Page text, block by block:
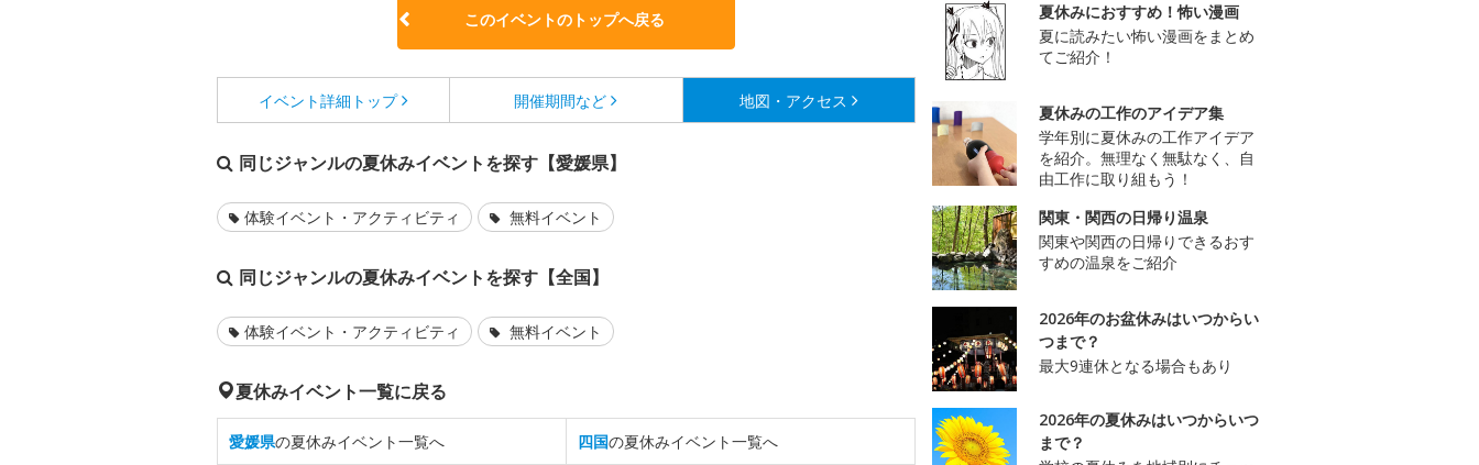
このイベントのトップへ戻る
イベント詳細 トップ 開催期間など 地図・アクセス
同じジャンルの夏休みイベントを探す【愛媛県】
体験イベント・アクティビティ 無料イベント
同じジャンルの夏休みイベントを探す【全国】
体験イベント・アクティビティ 無料イベント
夏休みイベント一覧に戻る
愛媛県の夏休みイベント一覧へ 四国の夏休みイベント一覧へ
夏休みにおすすめ！怖い漫画
夏に読みたい怖い漫画をまとめ
てご紹介！
夏休みの工作のアイデア集
学年別に夏休みの工作アイデア
を紹介。無理なく無駄なく、自
由工作に取り組もう！
関東・関西の日帰り温泉
関東や関西の日帰りできるおす
すめの温泉をご紹介
2026年のお盆休みはいつからい
つまで？
最大9連休となる場合もあり
2026年の夏休みはいつからいつ
まで？